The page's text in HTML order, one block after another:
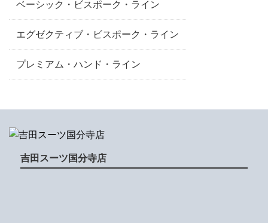
ベーシック・ビスポーク・ライン
エグゼクティブ・ビスポーク・ライン
プレミアム・ハンド・ライン
吉田スーツ国分寺店